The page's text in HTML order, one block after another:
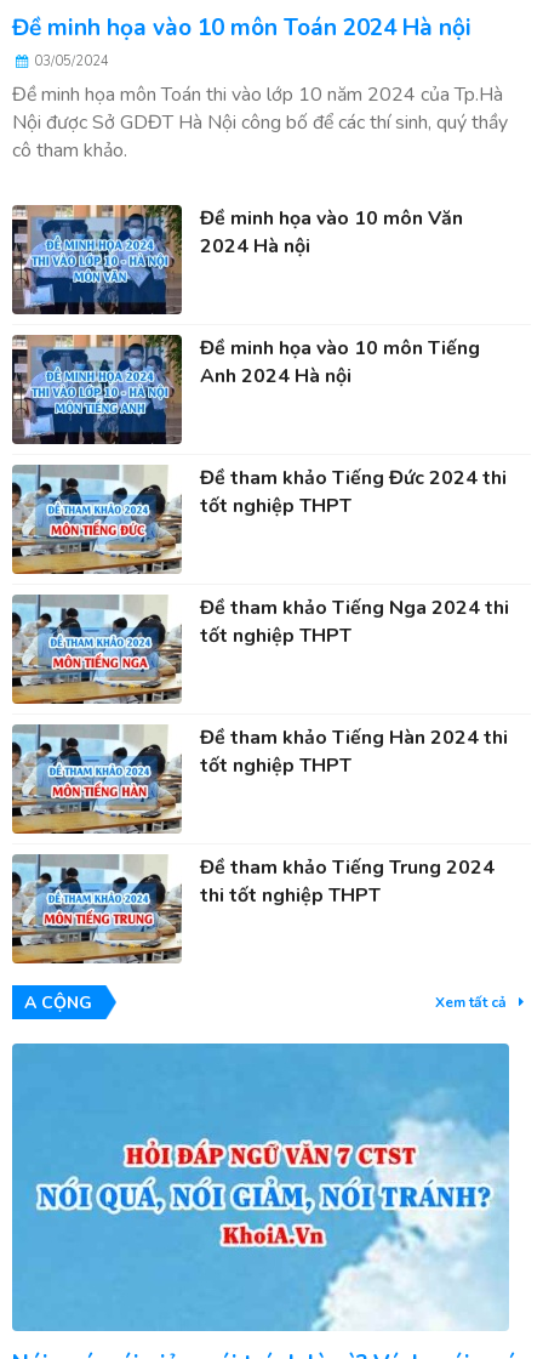
Đề minh họa vào 10 môn Toán 2024 Hà nội
03/05/2024
Đề minh họa môn Toán thi vào lớp 10 năm 2024 của Tp.Hà
Nội được Sở GDĐT Hà Nội công bố để các thí sinh, quý thầy
cô tham khảo.
Đề minh họa vào 10 môn Văn
2024 Hà nội
Đề minh họa vào 10 môn Tiếng
Anh 2024 Hà nội
Đề tham khảo Tiếng Đức 2024 thi
tốt nghiệp THPT
Đề tham khảo Tiếng Nga 2024 thi
tốt nghiệp THPT
Đề tham khảo Tiếng Hàn 2024 thi
tốt nghiệp THPT
Đề tham khảo Tiếng Trung 2024
thi tốt nghiệp THPT
A CỘNG Xem tất cả